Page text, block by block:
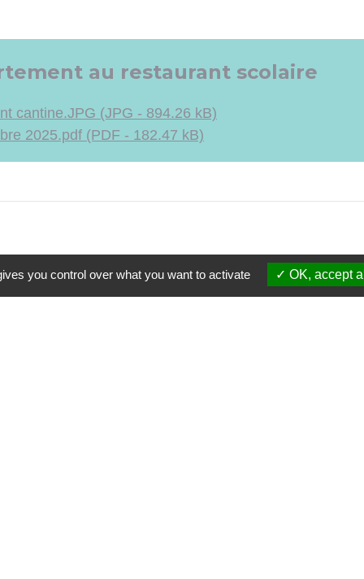
au restaurant scolaire
cantine.JPG (JPG - 894.26 kB)
2025.pdf (PDF - 182.47 kB)
you control over what you want to activate OK, accept all